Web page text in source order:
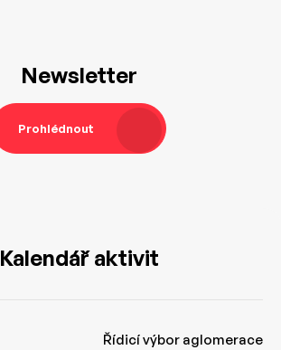
Newsletter
Prohlédnout
Kalendář aktivit
Řídicí výbor aglomerace